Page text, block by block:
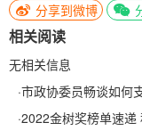
分享到微博
相关阅读
无相关信息
·市政协委员畅谈如何
·2022金树奖榜单速递